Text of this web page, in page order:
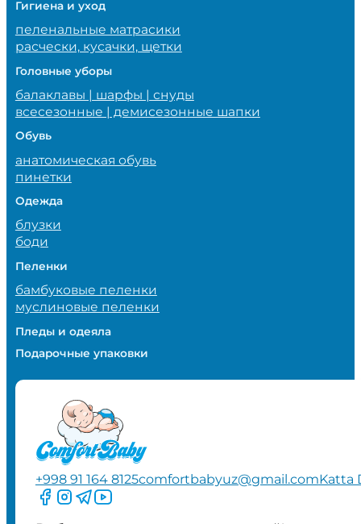
Гигиена и уход
пеленальные матрасики
расчески, кусачки, щетки
Головные уборы
балаклавы | шарфы | снуды
всесезонные | демисезонные шапки
Обувь
анатомическая обувь
пинетки
Одежда
блузки
боди
Пеленки
бамбуковые пеленки
муслиновые пеленки
Пледы и одеяла
Подарочные упаковки
+998 91 164 8125comfortbabyuz@gmail.comKatta
Следите за нами на Facebook
Следите за нами в Instagram
Следите за нами в Telegram
Следите за нами в YouTube